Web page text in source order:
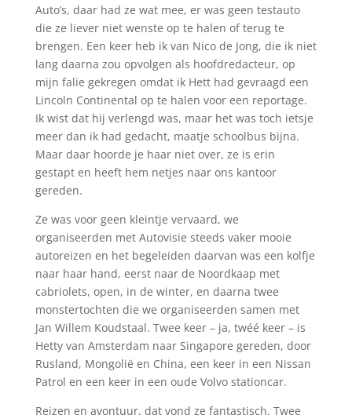
Auto’s, daar had ze wat mee, er was geen testauto
die ze liever niet wenste op te halen of terug te
brengen. Een keer heb ik van Nico de Jong, die ik niet
lang daarna zou opvolgen als hoofdredacteur, op
mijn falie gekregen omdat ik Hett had gevraagd een
Lincoln Continental op te halen voor een reportage.
Ik wist dat hij verlengd was, maar het was toch ietsje
meer dan ik had gedacht, maatje schoolbus bijna.
Maar daar hoorde je haar niet over, ze is erin
gestapt en heeft hem netjes naar ons kantoor
gereden.
Ze was voor geen kleintje vervaard, we
organiseerden met Autovisie steeds vaker mooie
autoreizen en het begeleiden daarvan was een kolfje
naar haar hand, eerst naar de Noordkaap met
cabriolets, open, in de winter, en daarna twee
monstertochten die we organiseerden samen met
Jan Willem Koudstaal. Twee keer – ja, twéé keer – is
Hetty van Amsterdam naar Singapore gereden, door
Rusland, Mongolië en China, een keer in een Nissan
Patrol en een keer in een oude Volvo stationcar.
Reizen en avontuur, dat vond ze fantastisch. Twee